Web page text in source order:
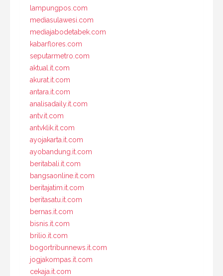
lampungpos.com
mediasulawesi.com
mediajabodetabek.com
kabarflores.com
seputarmetro.com
aktual.it.com
akurat.it.com
antara.it.com
analisadaily.it.com
antv.it.com
antvklik.it.com
ayojakarta.it.com
ayobandung.it.com
beritabali.it.com
bangsaonline.it.com
beritajatim.it.com
beritasatu.it.com
bernas.it.com
bisnis.it.com
brilio.it.com
bogortribunnews.it.com
jogjakompas.it.com
cekaja.it.com